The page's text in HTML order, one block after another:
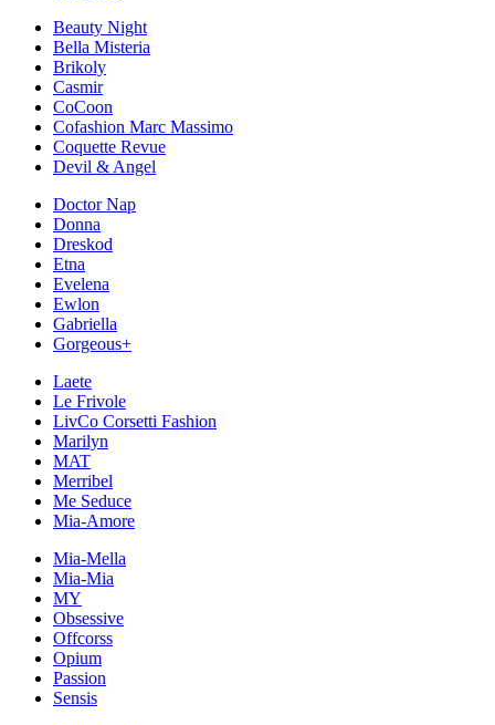
Beauty Night
Bella Misteria
Brikoly
Casmir
CoCoon
Cofashion Marc Massimo
Coquette Revue
Devil & Angel
Doctor Nap
Donna
Dreskod
Etna
Evelena
Ewlon
Gabriella
Gorgeous+
Laete
Le Frivole
LivCo Corsetti Fashion
Marilyn
MAT
Merribel
Me Seduce
Mia-Amore
Mia-Mella
Mia-Mia
MY
Obsessive
Offcorss
Opium
Passion
Sensis